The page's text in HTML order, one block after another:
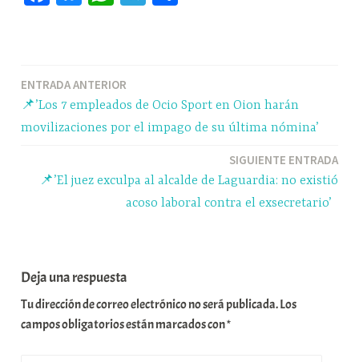
ppm rti
r
Navegación
ENTRADA ANTERIOR
📌’Los 7 empleados de Ocio Sport en Oion harán
movilizaciones por el impago de su última nómina’
SIGUIENTE ENTRADA
📌’El juez exculpa al alcalde de Laguardia: no existió
acoso laboral contra el exsecretario’
Deja una respuesta
Tu dirección de correo electrónico no será publicada.Los
campos obligatorios están marcados con*